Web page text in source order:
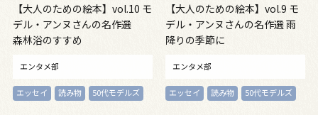
【大人のための絵本】vol.10 モ
デル・アンヌさんの名作選
森林浴のすすめ
エンタメ部
エッセイ 読み物 50代モデルズ
【大人のための絵本】vol.9 モ
デル・アンヌさんの名作選 雨
降りの季節に
エンタメ部
エッセイ 読み物 50代モデルズ